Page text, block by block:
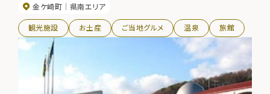
金ケ崎町 県南エリア
観光施設 お土産 ご当地グルメ 温泉 旅館